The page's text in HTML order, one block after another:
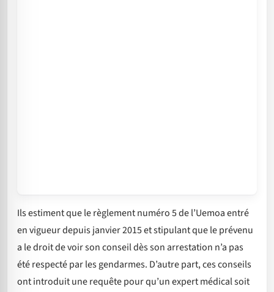
Ils estiment que le règlement numéro 5 de l’Uemoa entré
en vigueur depuis janvier 2015 et stipulant que le prévenu
a le droit de voir son conseil dès son arrestation n’a pas
été respecté par les gendarmes. D’autre part, ces conseils
ont introduit une requête pour qu’un expert médical soit